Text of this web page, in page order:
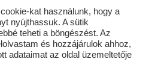
kat használunk, hogy a
nyújthassuk. A sütik
teheti a böngészést. Az
és hozzájárulok ahhoz,
adataimat az oldal üzemeltetője